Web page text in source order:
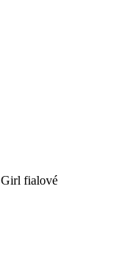
fialové